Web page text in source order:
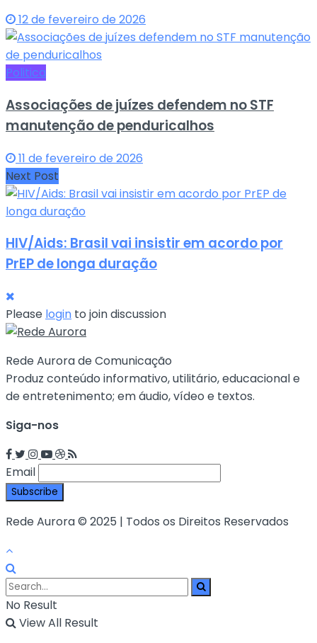
12 de fevereiro de 2026
Politica
Associações de juízes defendem no STF
manutenção de penduricalhos
11 de fevereiro de 2026
Next Post
HIV/Aids: Brasil vai insistir em acordo por
PrEP de longa duração
Please login to join discussion
Rede Aurora de Comunicação
Produz conteúdo informativo, utilitário, educacional e
de entretenimento; em áudio, vídeo e textos.
Siga-nos
Email
Rede Aurora © 2025 | Todos os Direitos Reservados
No Result
View All Result